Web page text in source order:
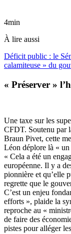
4min
À lire aussi
Déficit public : le
calamiteuse » du
« Préserver »
Une taxe sur les
CFDT. Soutenu par
Braun Pivet, cette
Léon déplore là «
« Cela a été un
européenne. Il y a
pionnière et qu’elle
regrette que le
C’est un enjeu
efforts », plaide la
reproche au «
de faire des
pistes pour alléger